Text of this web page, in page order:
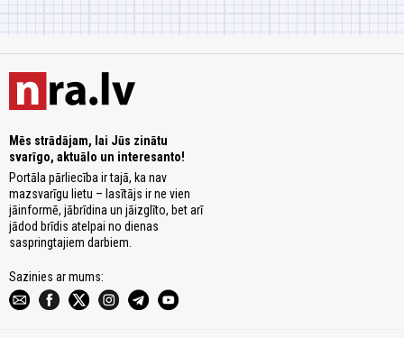
Mēs strādājam, lai Jūs zinātu
svarīgo, aktuālo un interesanto!
Portāla pārliecība ir tajā, ka nav
mazsvarīgu lietu – lasītājs ir ne vien
jāinformē, jābrīdina un jāizglīto, bet arī
jādod brīdis atelpai no dienas
saspringtajiem darbiem.
Sazinies ar mums: